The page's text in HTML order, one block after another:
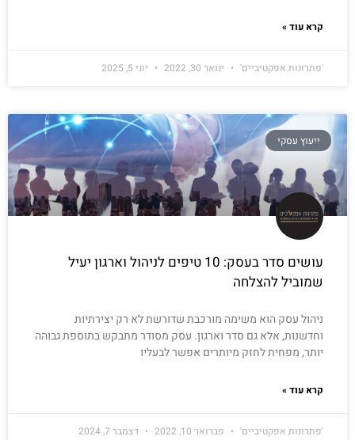
קרא עוד »
'פתרונות אפקטיביים' ינואר 30, 2022 יוני 5, 2025
ייעוץ עסקי
עושים סדר בעסק: 10 טיפים לניהול וארגון יעיל
שמוביל להצלחה
ניהול עסק הוא משימה מורכבת שדורשת לא רק יצירתיות
וחדשנות, אלא גם סדר וארגון. עסק מסודר מתבקש בתוספת גבוהה
יותר, מפחית לחזק מיותרים אפשר לבעליו
קרא עוד »
'פתרונות אפקטיביים' פברואר 10, 2022 דצמבר 7, 2024